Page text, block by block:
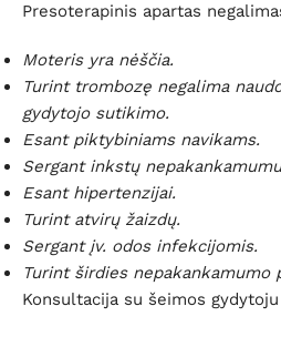
Presoterapinis apartas
Moteris yra nėščia.
Turint trombozę negalima
gydytojo sutikimo.
Esant piktybiniams navikams.
Sergant inkstų
Esant hipertenzijai.
Turint atvirų žaizdų.
Sergant įv. odos infekcijomis.
Turint širdies nepakankamumo
Konsultacija su šeimos